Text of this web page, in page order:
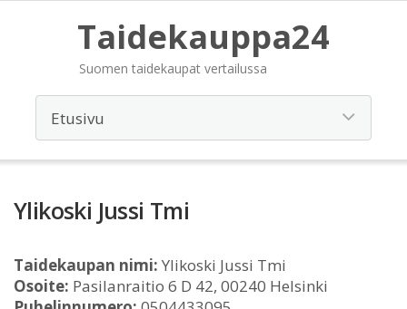
Taidekauppa24
Suomen taidekaupat vertailussa
Ylikoski Jussi Tmi
Taidekaupan nimi: Ylikoski Jussi Tmi
Osoite: Pasilanraitio 6 D 42, 00240 Helsinki